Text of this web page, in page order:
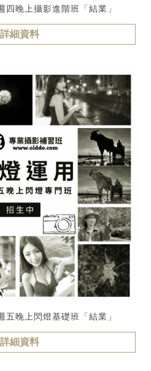
晚上攝影進階班「結業」
詳細資料
晚上閃燈基礎班「結業」
詳細資料